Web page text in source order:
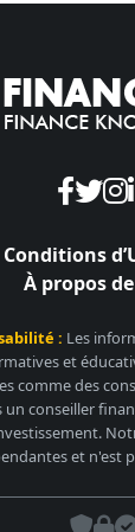
Conditions
À propos
: Les
et
comme des
conseiller
et n'est